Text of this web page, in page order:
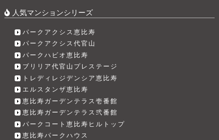
人気マンションシリーズ
パークアクシス恵比寿
パークアクシス代官山
パークハビオ恵比寿
ブリリア代官山プレステージ
トレディレジデンシア恵比寿
エルスタンザ恵比寿
恵比寿ガーデンテラス壱番館
恵比寿ガーデンテラス弐番館
パークコート恵比寿ヒルトップ
恵比寿パークハウス